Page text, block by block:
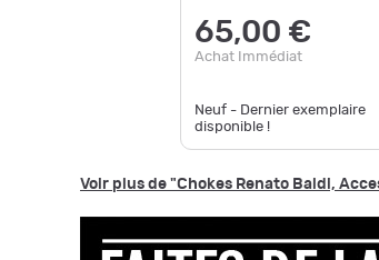
65,00 €
Achat Immédiat
Neuf - Dernier exemplaire
disponible !
Voir plus de "Chokes Renato Baldi,